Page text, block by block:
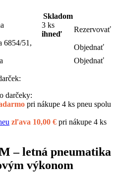
Skladom
3 ks
ihneď
Rezervovať
6854/51,
Objednať
Objednať
darčeky:
pri nákupe 4 ks pneu spolu
zľava 10,00 € pri nákupe 4 ks
– letná pneumatika
výkonom